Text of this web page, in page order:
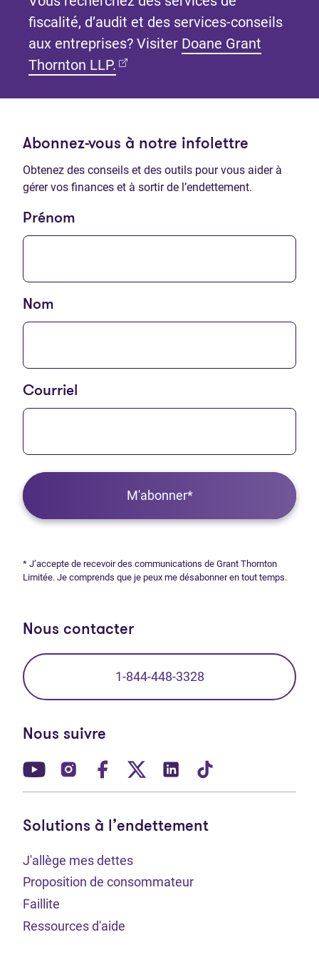
fiscalité, d’audit et des services-conseils
aux entreprises? Visiter Doane Grant
Thornton LLP. (Ouvre dans un nouvel onglet)
Abonnez-vous à notre infolettre
Obtenez des conseils et des outils pour vous aider à
gérer vos finances et à sortir de l’endettement.
Prénom
Nom
Courriel
M'abonner*
* J’accepte de recevoir des communications de Grant Thornton
Limitée. Je comprends que je peux me désabonner en tout temps.
Nous contacter
1-844-448-3328
Nous suivre
(Ouvre dans un nouvel onglet)
(Ouvre dans un nouvel onglet)
(Ouvre dans un nouvel onglet)
(Ouvre dans un nouvel
(Ouvre dans un
Solutions à l’endettement
J'allège mes dettes
Proposition de consommateur
Faillite
Ressources d'aide